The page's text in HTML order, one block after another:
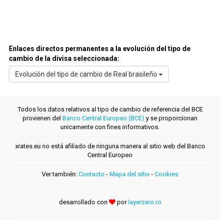
Enlaces directos permanentes a la evolución del tipo de
cambio de la divisa seleccionada:
Evolución del tipo de cambio de Real brasileño
Todos los datos relativos al tipo de cambio de referencia del BCE
provienen del Banco Central Europeo (BCE) y se proporcionan
unicamente con fines informativos.
xrates.eu no está afiliado de ninguna manera al sitio web del Banco
Central Europeo
Ver también: Contacto - Mapa del sitio - Cookies
desarrollado con por layerzero.ro